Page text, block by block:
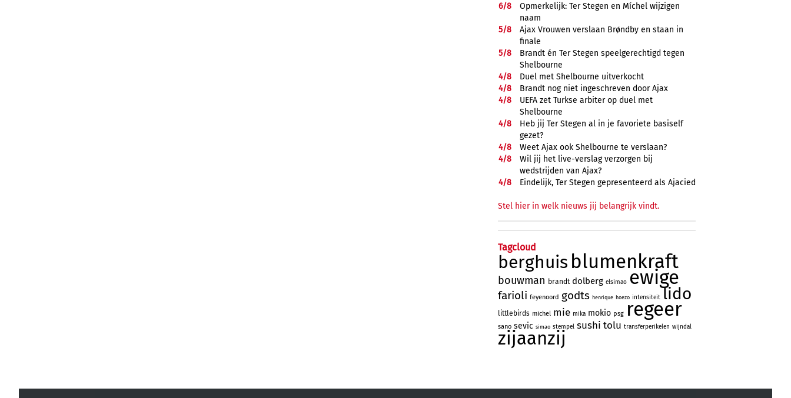
6/8
Opmerkelijk: Ter Stegen en Míchel wijzigen
naam
5/8
Ajax Vrouwen verslaan Brøndby en staan in
finale
5/8
Brandt én Ter Stegen speelgerechtigd tegen
Shelbourne
4/8
Duel met Shelbourne uitverkocht
4/8
Brandt nog niet ingeschreven door Ajax
4/8
UEFA zet Turkse arbiter op duel met
Shelbourne
4/8
Heb jij Ter Stegen al in je favoriete basiself
gezet?
4/8
Weet Ajax ook Shelbourne te verslaan?
4/8
Wil jij het live-verslag verzorgen bij
wedstrijden van Ajax?
4/8 Eindelijk, Ter Stegen gepresenteerd als Ajacied
Stel hier in welk nieuws jij belangrijk vindt.
Tagcloud
berghuis blumenkraft
bouwman brandt dolberg elsimao ewige
farioli feyenoord godts henrique hoezo intensiteit lido
littlebirds michel mie mika mokio psg regeer
sano sevic simao stempel sushi tolu transferperikelen wijndal
zijaanzij